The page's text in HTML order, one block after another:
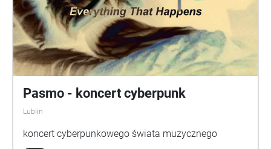
Pasmo - koncert cyberpunk
Lublin
koncert cyberpunkowego świata muzycznego